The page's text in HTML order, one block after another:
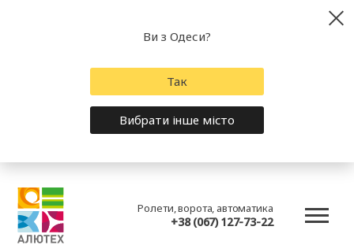
Ролети, ворота, автоматика
+38 (067) 127-73-22
Ви з Одеси?
Так
Вибрати інше місто